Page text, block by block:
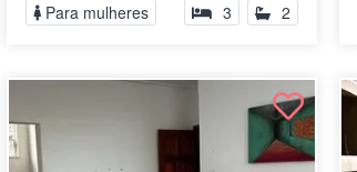
Para mulheres 3 2